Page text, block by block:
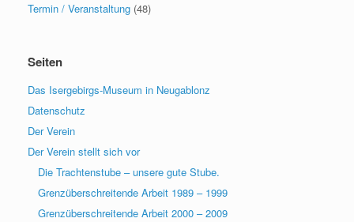
Termin / Veranstaltung (48)
Seiten
Das Isergebirgs-Museum in Neugablonz
Datenschutz
Der Verein
Der Verein stellt sich vor
Die Trachtenstube – unsere gute Stube.
Grenzüberschreitende Arbeit 1989 – 1999
Grenzüberschreitende Arbeit 2000 – 2009